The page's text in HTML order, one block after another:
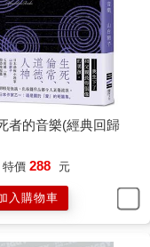
了手機。
要拿什麼樣的款式好
會失敗，想怎樣就怎
的手機，就會覺得很
像自己的手機是非常
為我腳程快，而是因
友。所以一上完課，
插在口袋裡，垂著頭
者的音樂(經典回歸
特價 288 元
入購物車